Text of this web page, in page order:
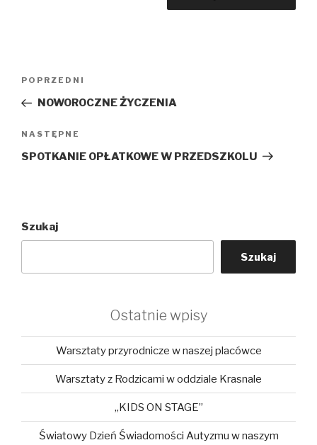
Poprzedni
wpis
POPRZEDNI
NOWOROCZNE ŻYCZENIA
Następny
wpis
NASTĘPNE
SPOTKANIE OPŁATKOWE W PRZEDSZKOLU
Szukaj
Szukaj
Ostatnie wpisy
Warsztaty przyrodnicze w naszej placówce
Warsztaty z Rodzicami w oddziale Krasnale
„KIDS ON STAGE”
Światowy Dzień Świadomości Autyzmu w naszym